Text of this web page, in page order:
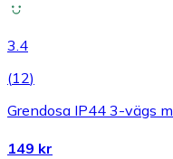
3.4
(12)
Grendosa IP44 3-vägs
149 kr